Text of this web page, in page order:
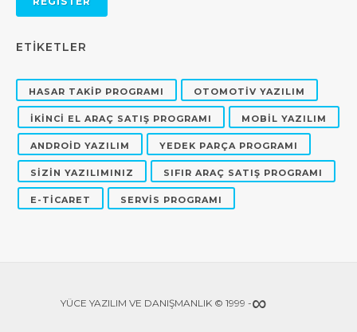
ETİKETLER
HASAR TAKİP PROGRAMI OTOMOTİV YAZILIM
İKİNCİ EL ARAÇ SATIŞ PROGRAMI MOBİL YAZILIM
ANDROİD YAZILIM YEDEK PARÇA PROGRAMI
SİZİN YAZILIMINIZ SIFIR ARAÇ SATIŞ PROGRAMI
E-TİCARET SERVİS PROGRAMI
YÜCE YAZILIM VE DANIŞMANLIK © 1999 -∞